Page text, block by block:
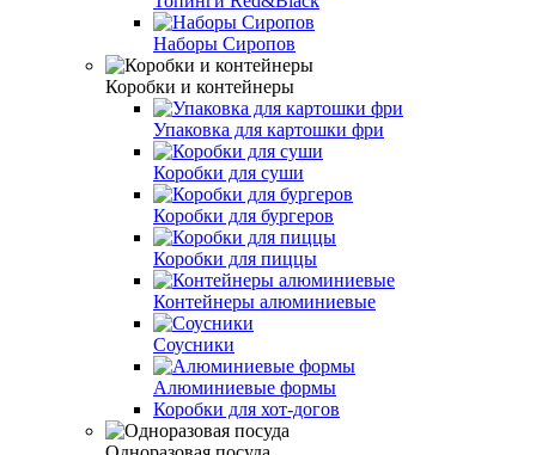
Наборы Сиропов
Коробки и контейнеры
Упаковка для картошки фри
Коробки для суши
Коробки для бургеров
Коробки для пиццы
Контейнеры алюминиевые
Соусники
Алюминиевые формы
Коробки для хот-догов